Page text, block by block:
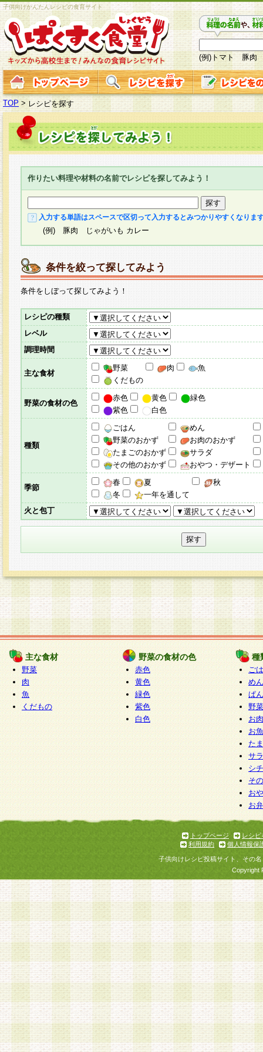
子供向けかんたんレシピの食育サイト
(例)トマト 豚肉
TOP > レシピを探す
作りたい料理や材料の名前でレシピを探してみよう！
入力する単語はスペースで区切って入力するとみつかりやすくなりま
(例) 豚肉 じゃがいも カレー
条件を絞って探してみよう
条件をしぼって探してみよう！
レシピの種類
レベル
調理時間
主な食材
野菜 肉
魚
くだもの
野菜の食材の色
赤色 黄色
緑色
紫色
白色
種類
ごはん
めん
野菜のおかず
お肉のおかず
たまごのおかず
サラダ
その他のおかず
おやつ・デザート
季節
春 夏
秋
冬
一年を通して
火と包丁
主な食材
野菜
肉
魚
くだもの
野菜の食材の色
赤色
黄色
緑色
紫色
白色
種
ご
めん
ぱん
野
お
お
た
サ
シ
そ
お
お
トップページ
レシピ
利用規約
個人情報保
子供向けレシピ投稿サイト、その
Copyright